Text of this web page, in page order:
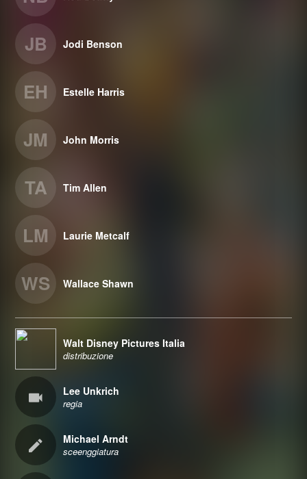
JB Jodi Benson
EH Estelle Harris
JM John Morris
TA Tim Allen
LM Laurie Metcalf
WS Wallace Shawn
Walt Disney Pictures Italia
distribuzione
Lee Unkrich
regia
Michael Arndt
sceenggiatura